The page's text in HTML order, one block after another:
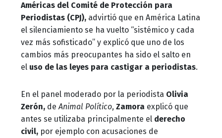
Américas del Comité de Protección para
Periodistas (CPJ), advirtió que en América Latina
el silenciamiento se ha vuelto “sistémico y cada
vez más sofisticado” y explicó que uno de los
cambios más preocupantes ha sido el salto en
el uso de las leyes para castigar a periodistas.
En el panel moderado por la periodista Olivia
Zerón, deAnimal Político, Zamora explicó que
antes se utilizaba principalmente el derecho
civil, por ejemplo con acusaciones de